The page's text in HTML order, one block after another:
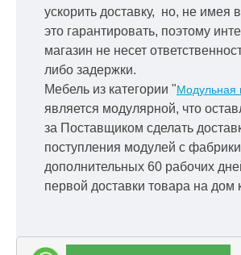
ускорить доставку, но, не имея
это гарантировать, поэтому
магазин не несет
либо задержки.
Мебель из категории "Модульная
является модулярной, что
за Поставщиком сделать
поступления модулей с
дополнительных 60 рабочих
первой доставки товара на дом